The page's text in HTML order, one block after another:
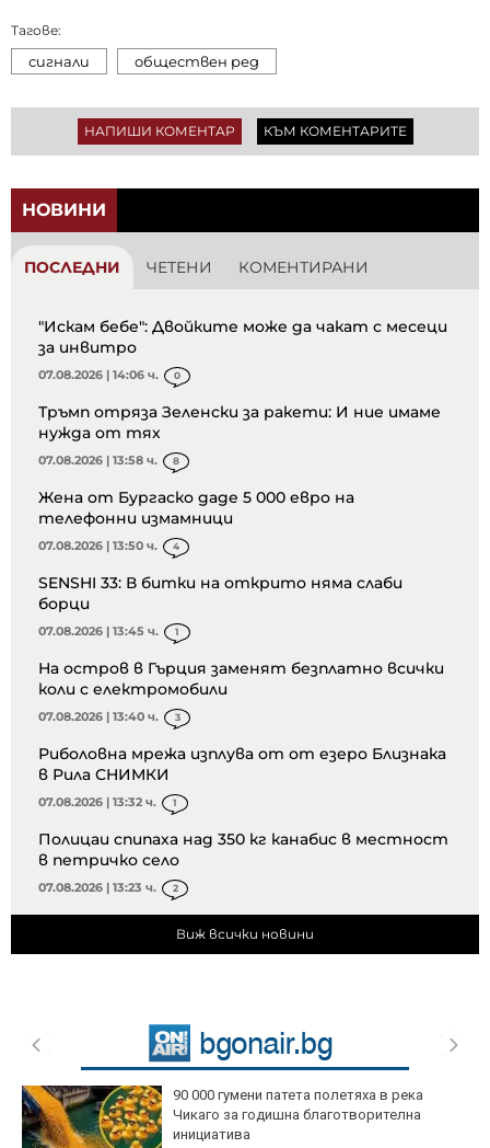
Тагове:
сигнали обществен ред
НАПИШИ КОМЕНТАР КЪМ КОМЕНТАРИТЕ
НОВИНИ
ПОСЛЕДНИ ЧЕТЕНИ КОМЕНТИРАНИ
"Искам бебе": Двойките може да чакат с месеци
за инвитро
07.08.2026 | 14:06 ч. 0
Тръмп отряза Зеленски за ракети: И ние имаме
нужда от тях
07.08.2026 | 13:58 ч. 8
Жена от Бургаско даде 5 000 евро на
телефонни измамници
07.08.2026 | 13:50 ч. 4
SENSHI 33: В битки на открито няма слаби
борци
07.08.2026 | 13:45 ч. 1
На остров в Гърция заменят безплатно всички
коли с електромобили
07.08.2026 | 13:40 ч. 3
Риболовна мрежа изплува от от езеро Близнака
в Рила СНИМКИ
07.08.2026 | 13:32 ч. 1
Полицаи спипаха над 350 кг канабис в местност
в петричко село
07.08.2026 | 13:23 ч. 2
Виж всички новини
90 000 гумени патета полетяха в река
Чикаго за годишна благотворителна
инициатива